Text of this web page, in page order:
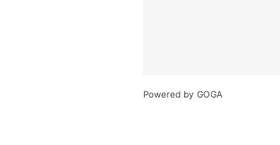
Powered by GOGA